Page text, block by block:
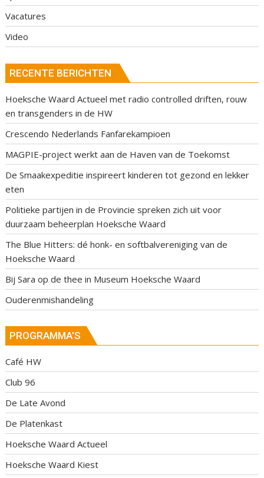
Vacatures
Video
RECENTE BERICHTEN
Hoeksche Waard Actueel met radio controlled driften, rouw
en transgenders in de HW
Crescendo Nederlands Fanfarekampioen
MAGPIE-project werkt aan de Haven van de Toekomst
De Smaakexpeditie inspireert kinderen tot gezond en lekker
eten
Politieke partijen in de Provincie spreken zich uit voor
duurzaam beheerplan Hoeksche Waard
The Blue Hitters: dé honk- en softbalvereniging van de
Hoeksche Waard
Bij Sara op de thee in Museum Hoeksche Waard
Ouderenmishandeling
PROGRAMMA’S
Café HW
Club 96
De Late Avond
De Platenkast
Hoeksche Waard Actueel
Hoeksche Waard Kiest